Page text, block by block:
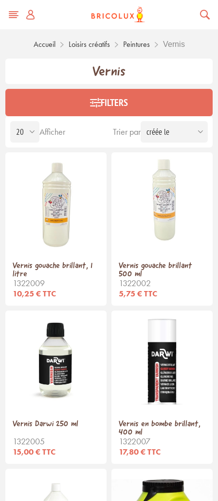
Accueil Loisirs créatifs Peintures Vernis
Vernis
FILTERS
Trier par
Afficher
Vernis gouache brillant, 1
litre
1322009
10,25 € TTC
Vernis gouache brillant
500 ml
1322002
5,75 € TTC
Vernis Darwi 250 ml
1322005
15,00 € TTC
Vernis en bombe brillant,
400 ml
1322007
17,80 € TTC